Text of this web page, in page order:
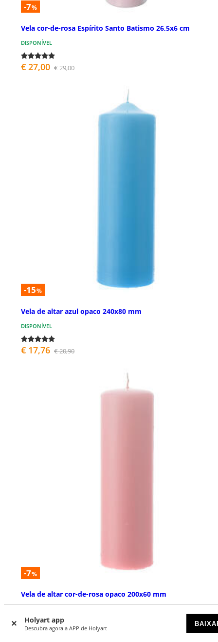
Holyart app
Descubra agora a APP de Holyart
-7%
Vela cor-de-rosa Espírito Santo Batismo 26,5x6 cm
DISPONÍVEL
€ 27,00 € 29,00
-15%
Vela de altar azul opaco 240x80 mm
DISPONÍVEL
€ 17,76 € 20,90
-7%
Vela de altar cor-de-rosa opaco 200x60 mm
€ 11,99 € 12,90